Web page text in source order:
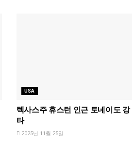
USA
텍사스주 휴스턴 인근 토네이도 강
타
2025년 11월 25일